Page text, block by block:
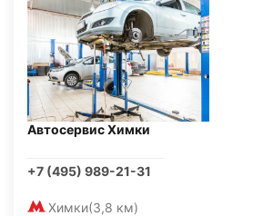
Автосервис Химки
+7 (495) 989-21-31
Химки(3,8 км)